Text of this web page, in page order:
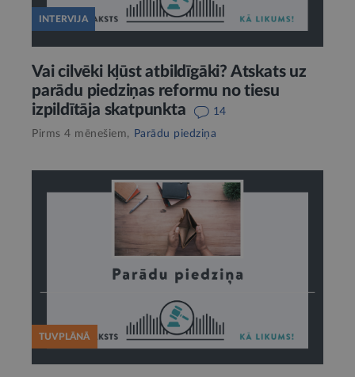
INTERVIJA
Vai cilvēki kļūst atbildīgāki? Atskats uz
parādu piedziņas reformu no tiesu
izpildītāja skatpunkta
14
Pirms 4 mēnešiem,
Parādu piedziņa
TUVPLĀNĀ